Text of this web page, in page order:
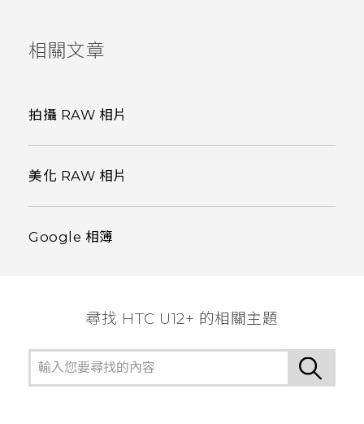
相關文章
拍攝 RAW 相片
美化 RAW 相片
Google 相簿
尋找 HTC U12+ 的相關主題